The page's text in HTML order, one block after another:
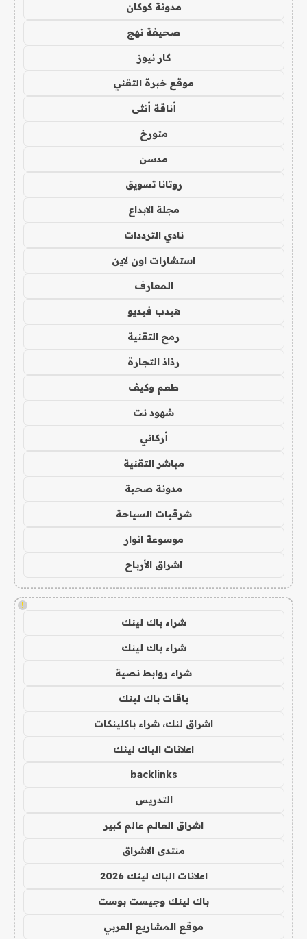
مدونة كوكان
صحيفة نهج
كار نيوز
موقع خبرة التقني
أناقة أنثى
متورخ
مدسن
روتانا تسويق
مجلة الابداع
نادي الترددات
استشارات اون لاين
المعارف
هيدب فيديو
رمح التقنية
رذاذ التجارة
طعم وكيف
شهود نت
أركاني
مباشر التقنية
مدونة صحبة
شرقيات السياحة
موسوعة انوار
اشراق الأرباح
!
شراء باك لينك
شراء باك لينك
شراء روابط نصية
باقات باك لينك
اشراق لنك، شراء باكلينكات
اعلانات الباك لينك
backlinks
التدريس
اشراق العالم عالم كبير
منتدى الاشراق
اعلانات الباك لينك 2026
باك لينك وجيست بوست
موقع المشاريع العربي